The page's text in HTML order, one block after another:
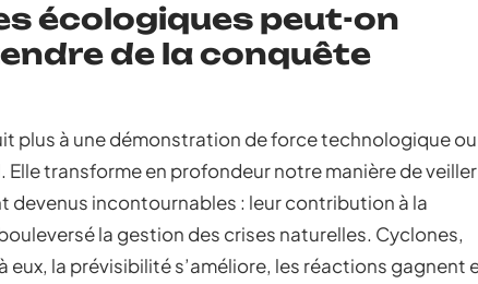
écologiques peut-on
de la conquête
plus à une démonstration de force technologique ou
transforme en profondeur notre manière de veiller
devenus incontournables : leur contribution à la
la gestion des crises naturelles. Cyclones,
eux, la prévisibilité s’améliore, les réactions gagnent